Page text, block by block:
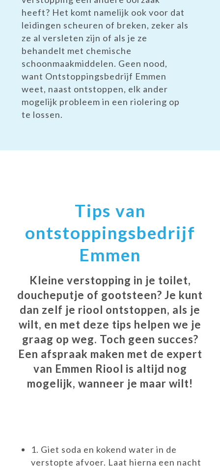
heeft? Het komt namelijk ook voor dat
leidingen scheuren of breken, zeker als
ze al versleten zijn of als je ze
behandelt met chemische
schoonmaakmiddelen. Geen nood,
want Ontstoppingsbedrijf Emmen
weet, naast ontstoppen, elk ander
mogelijk probleem in een riolering op
te lossen.
Tips van
ontstoppingsbedrijf
Emmen
Kleine verstopping in je toilet,
doucheputje of gootsteen? Je kunt
dan zelf je riool ontstoppen, als je
wilt, en met deze tips helpen we je
graag op weg. Toch geen succes?
Een afspraak maken met de expert
van Emmen Riool is altijd nog
mogelijk, wanneer je maar wilt!
1. Giet soda en kokend water in de
verstopte afvoer. Laat hierna een nacht